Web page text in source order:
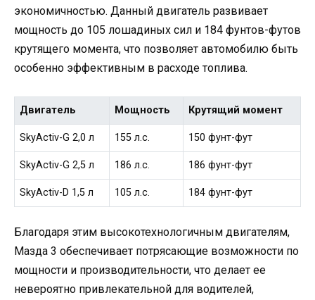
экономичностью. Данный двигатель развивает
мощность до 105 лошадиных сил и 184 фунтов-футов
крутящего момента, что позволяет автомобилю быть
особенно эффективным в расходе топлива.
Двигатель Мощность Крутящий момент
SkyActiv-G 2,0 л 155 л.с. 150 фунт-фут
SkyActiv-G 2,5 л 186 л.с. 186 фунт-фут
SkyActiv-D 1,5 л 105 л.с. 184 фунт-фут
Благодаря этим высокотехнологичным двигателям,
Мазда 3 обеспечивает потрясающие возможности по
мощности и производительности, что делает ее
невероятно привлекательной для водителей,